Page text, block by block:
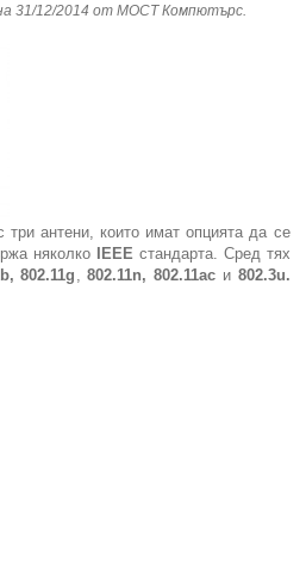
31/12/2014 от МОСТ Компютърс.
антени, които имат опцията да се
няколко
IEEE стандарта. Сред тях
802.11g ,802.11n, 802.11ac и802.3u.